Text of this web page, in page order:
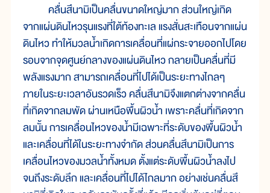
คลื่นสึนามิเป็นคลื่นขนาดใหญ่มาก ส่วนใหญ่เกิด
จากแผ่นดินไหวรุนแรงที่ใต้ท้องทะเล แรงสั่นสะเทือนจากแผ่น
ดินไหว ทำให้มวลน้ำเกิดการเคลื่อนที่แผ่กระจายออกไปโดย
รอบจากจุดศูนย์กลางของแผ่นดินไหว กลายเป็นคลื่นที่มี
พลังแรงมาก สามารถเคลื่อนที่ไปได้เป็นระยะทางไกลๆ
ภายในระยะเวลาอันรวดเร็ว คลื่นสึนามิจึงแตกต่างจากคลื่น
ที่เกิดจากลมพัด ผ่านเหนือพื้นผิวน้ำ เพราะคลื่นที่เกิดจาก
ลมนั้น การเคลื่อนไหวของน้ำมีเฉพาะที่ระดับของพื้นผิวน้ำ
และเคลื่อนที่ได้ในระยะทางจำกัด ส่วนคลื่นสึนามิเป็นการ
เคลื่อนไหวของมวลน้ำทั้งหมด ตั้งแต่ระดับพื้นผิวน้ำลงไป
จนถึงระดับลึก และเคลื่อนที่ไปได้ไกลมาก อย่างเช่นคลื่นสึ